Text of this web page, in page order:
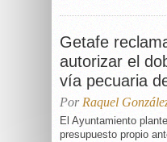
Getafe
autorizar el
vía pecuaria
Por Raquel
El Ayuntamiento
presupuesto propio